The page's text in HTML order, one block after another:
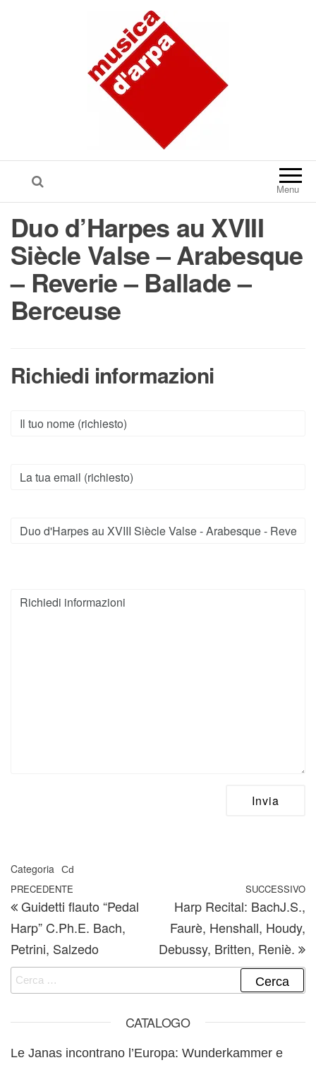
Menu
Duo d’Harpes au XVIII
Siècle Valse – Arabesque
– Reverie – Ballade –
Berceuse
Richiedi informazioni
Categoria Cd
Navigazione articoli
Articolo precedente
PRECEDENTE
Guidetti flauto “Pedal
Harp” C.Ph.E. Bach,
Petrini, Salzedo
SUCCESSIVO
Harp Recital: BachJ.S.,
Faurè, Henshall, Houdy,
Debussy, Britten, Reniè.
Ricerca per:
CATALOGO
Le Janas incontrano l’Europa: Wunderkammer e